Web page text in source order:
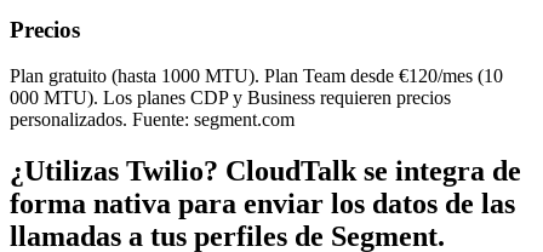
Precios
Plan gratuito (hasta 1000 MTU). Plan Team desde €120/mes (10
000 MTU). Los planes CDP y Business requieren precios
personalizados. Fuente: segment.com
¿Utilizas Twilio? CloudTalk se integra de
forma nativa para enviar los datos de las
llamadas a tus perfiles de Segment.